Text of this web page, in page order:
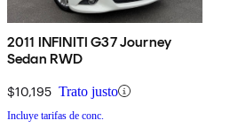
2011 INFINITI G37 Journey
Sedan RWD
$10,195 Trato justo
Incluye tarifas de conc.